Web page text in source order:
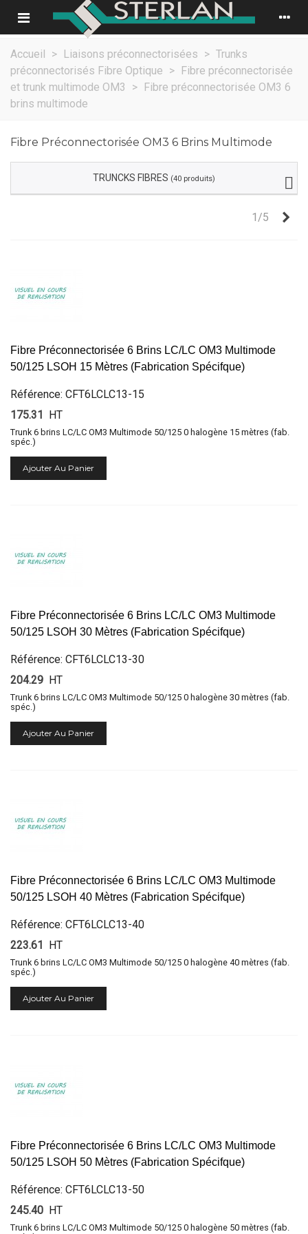
Accueil > Liaisons préconnectorisées > Trunks
préconnectorisés Fibre Optique > Fibre préconnectorisée
et trunk multimode OM3
> Fibre préconnectorisée OM3 6
brins multimode
Fibre Préconnectorisée OM3 6 Brins Multimode
TRUNCKS FIBRES (40 produits)
1/5
Fibre Préconnectorisée 6 Brins LC/LC OM3 Multimode
50/125 LSOH 15 Mètres (Fabrication Spécifque)
Référence: CFT6LCLC13-15
175.31 HT
Trunk 6 brins LC/LC OM3 Multimode 50/125 0 halogène 15 mètres (fab.
spéc.)
Ajouter Au Panier
Fibre Préconnectorisée 6 Brins LC/LC OM3 Multimode
50/125 LSOH 30 Mètres (Fabrication Spécifque)
Référence: CFT6LCLC13-30
204.29 HT
Trunk 6 brins LC/LC OM3 Multimode 50/125 0 halogène 30 mètres (fab.
spéc.)
Ajouter Au Panier
Fibre Préconnectorisée 6 Brins LC/LC OM3 Multimode
50/125 LSOH 40 Mètres (Fabrication Spécifque)
Référence: CFT6LCLC13-40
223.61 HT
Trunk 6 brins LC/LC OM3 Multimode 50/125 0 halogène 40 mètres (fab.
spéc.)
Ajouter Au Panier
Fibre Préconnectorisée 6 Brins LC/LC OM3 Multimode
50/125 LSOH 50 Mètres (Fabrication Spécifque)
Référence: CFT6LCLC13-50
245.40 HT
Trunk 6 brins LC/LC OM3 Multimode 50/125 0 halogène 50 mètres (fab.